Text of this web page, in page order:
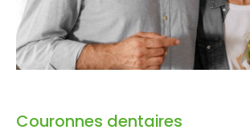
Couronnes dentaires